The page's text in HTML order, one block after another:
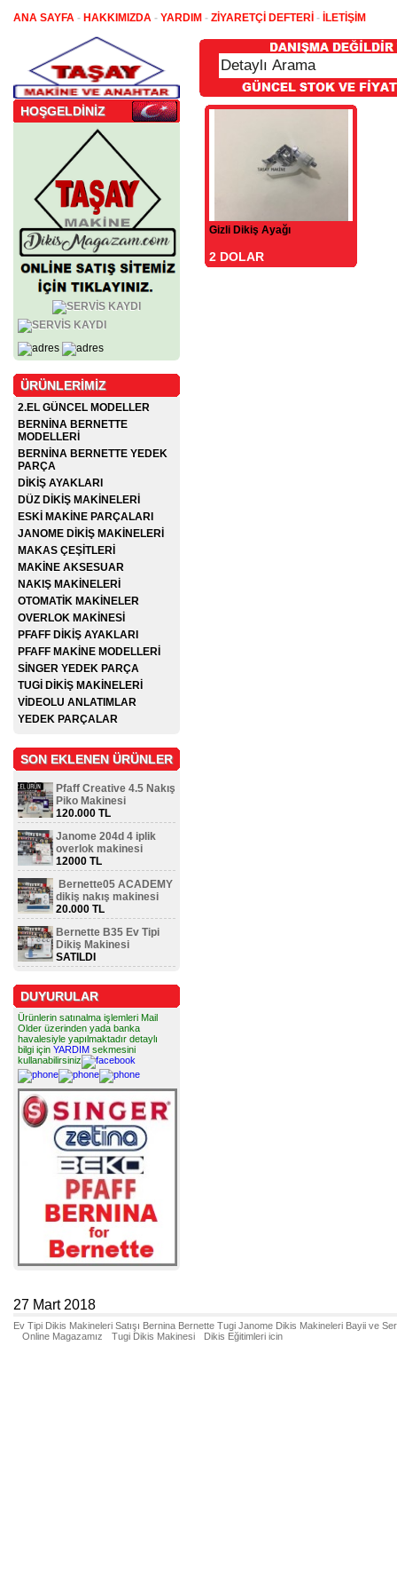
ANA SAYFA - HAKKIMIZDA - YARDIM - ZİYARETÇİ DEFTERİ - İLETİŞİM
HOŞGELDİNİZ
ÜRÜNLERİMİZ
2.EL GÜNCEL MODELLER
BERNİNA BERNETTE
MODELLERİ
BERNİNA BERNETTE YEDEK
PARÇA
DİKİŞ AYAKLARI
DÜZ DİKİŞ MAKİNELERİ
ESKİ MAKİNE PARÇALARI
JANOME DİKİŞ MAKİNELERİ
MAKAS ÇEŞİTLERİ
MAKİNE AKSESUAR
NAKIŞ MAKİNELERİ
OTOMATİK MAKİNELER
OVERLOK MAKİNESİ
PFAFF DİKİŞ AYAKLARI
PFAFF MAKİNE MODELLERİ
SİNGER YEDEK PARÇA
TUGİ DİKİŞ MAKİNELERİ
VİDEOLU ANLATIMLAR
YEDEK PARÇALAR
SON EKLENEN ÜRÜNLER
Pfaff Creative 4.5 Nakış
Piko Makinesi
120.000 TL
Janome 204d 4 iplik
overlok makinesi
12000 TL
Bernette05 ACADEMY
dikiş nakış makinesi
20.000 TL
Bernette B35 Ev Tipi
Dikiş Makinesi
SATILDI
DUYURULAR
Ürünlerin satınalma işlemleri Mail
Older üzerinden yada banka
havalesiyle yapılmaktadır detaylı
bilgi için YARDIM sekmesini
kullanabilirsiniz
Gizli Dikiş Ayağı
2 DOLAR
27 Mart 2018
Ev Tipi Dikis Makineleri Satışı Bernina Bernette Tugi Janome Dikis Makineleri Bayii ve
Online Magazamız
Tugi Dikis Makinesi Dikis Eğitimleri icin